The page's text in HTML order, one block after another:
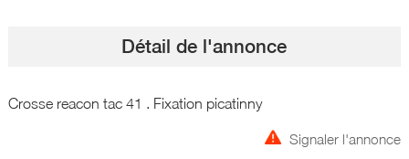
Détail de l'annonce
Crosse reacon tac 41 . Fixation picatinny
Signaler l'annonce